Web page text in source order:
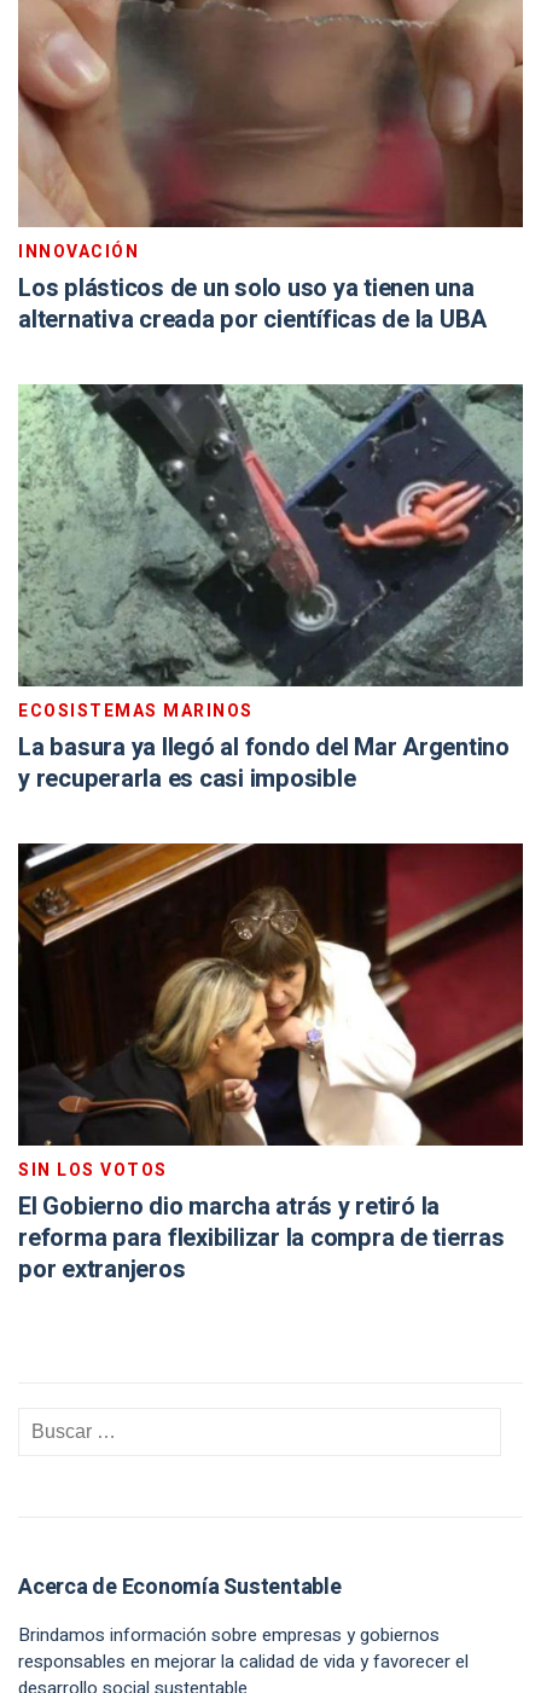
INNOVACIÓN
Los plásticos de un solo uso ya tienen una
alternativa creada por científicas de la UBA
ECOSISTEMAS MARINOS
La basura ya llegó al fondo del Mar Argentino
y recuperarla es casi imposible
SIN LOS VOTOS
El Gobierno dio marcha atrás y retiró la
reforma para flexibilizar la compra de tierras
por extranjeros
Acerca de Economía Sustentable
Brindamos información sobre empresas y gobiernos
responsables en mejorar la calidad de vida y favorecer el